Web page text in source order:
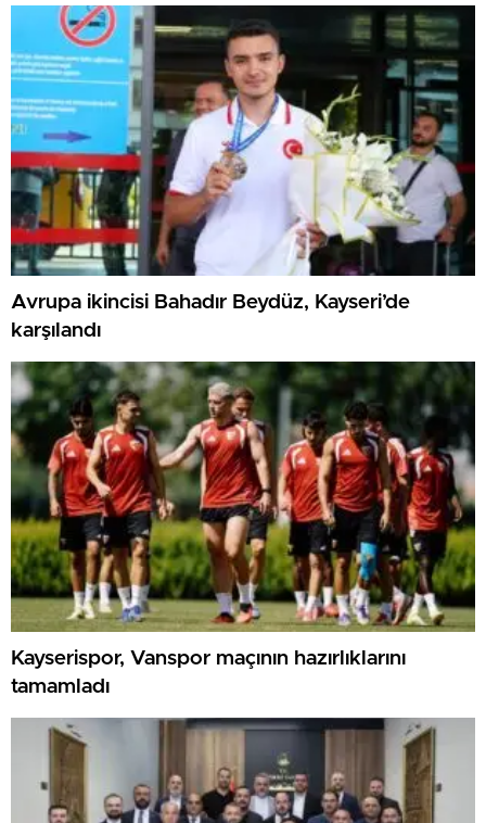
Avrupa ikincisi Bahadır Beydüz, Kayseri’de
karşılandı
Kayserispor, Vanspor maçının hazırlıklarını
tamamladı